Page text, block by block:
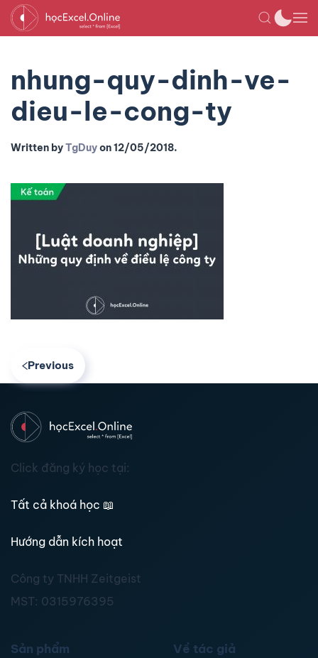
nhung-quy-dinh-ve-
dieu-le-cong-ty
Written byTgDuyon12/05/2018.
Previous
Click đăng ký học tại:
Tất cả khoá học 📖
Hướng dẫn kích hoạt
Công ty TNHH Zeitgeist
MST: 0315976395
Sản phẩm Về tác giả